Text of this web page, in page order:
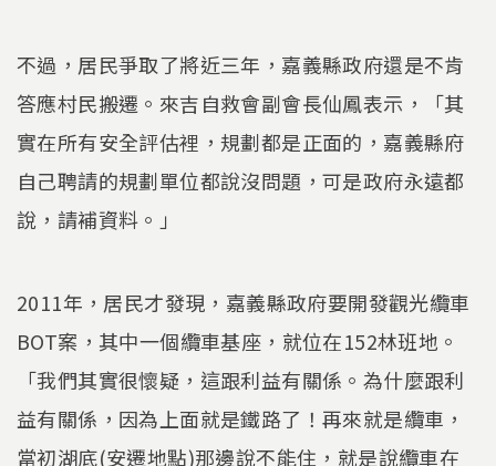
不過，居民爭取了將近三年，嘉義縣政府還是不肯
答應村民搬遷。來吉自救會副會長仙鳳表示，「其
實在所有安全評估裡，規劃都是正面的，嘉義縣府
自己聘請的規劃單位都說沒問題，可是政府永遠都
說，請補資料。」
2011年，居民才發現，嘉義縣政府要開發觀光纜車
BOT案，其中一個纜車基座，就位在152林班地。
「我們其實很懷疑，這跟利益有關係。為什麼跟利
益有關係，因為上面就是鐵路了！再來就是纜車，
當初湖底(安遷地點)那邊說不能住，就是說纜車在